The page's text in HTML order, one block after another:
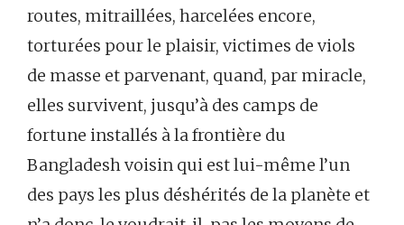
routes, mitraillées, harcelées encore,
torturées pour le plaisir, victimes de viols
de masse et parvenant, quand, par miracle,
elles survivent, jusqu’à des camps de
fortune installés à la frontière du
Bangladesh voisin qui est lui-même l’un
des pays les plus déshérités de la planète et